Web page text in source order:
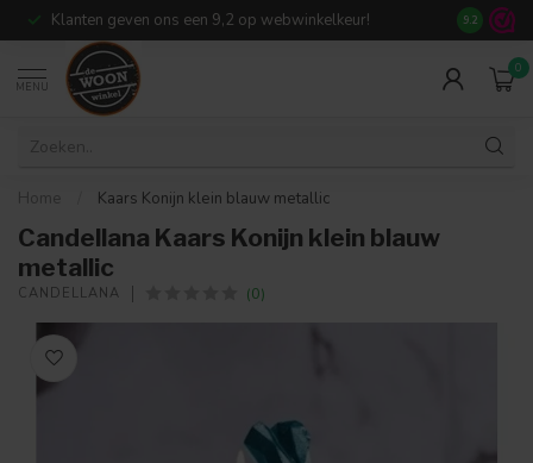
Klanten geven ons een 9,2 op webwinkelkeur! Meer dan
9.2
MENU
0
Home Kaars Konijn klein blauw metallic
Candellana Kaars Konijn klein blauw
metallic
CANDELLANA (0)